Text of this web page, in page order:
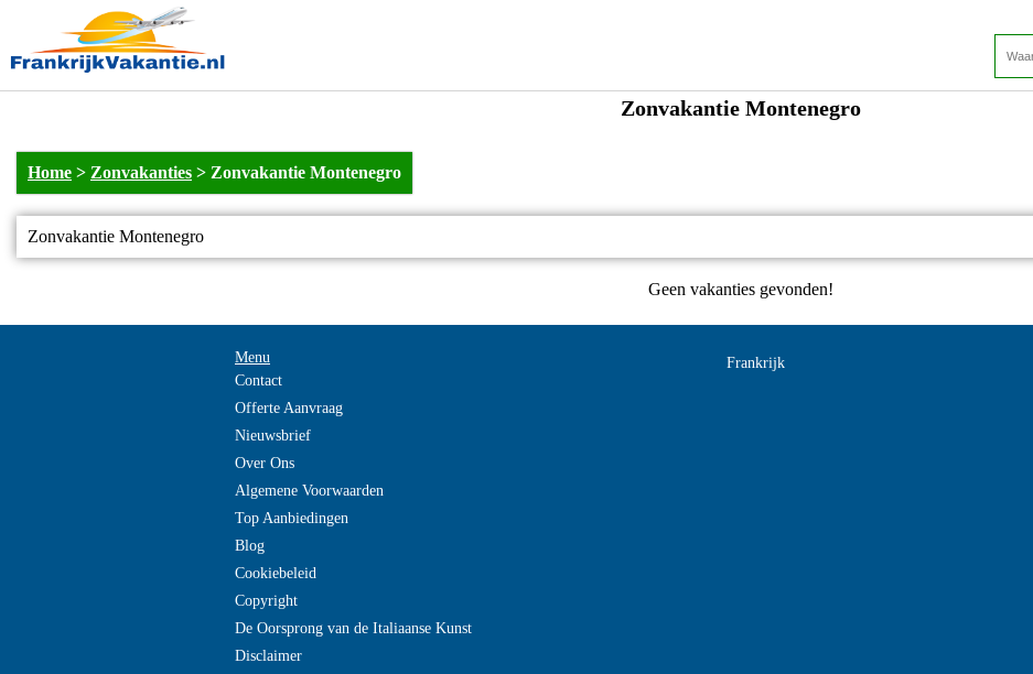
Zonvakantie Montenegro
Home > Zonvakanties > Zonvakantie Montenegro
Zonvakantie Montenegro
Geen vakanties gevonden!
Menu
Contact
Offerte Aanvraag
Nieuwsbrief
Over Ons
Algemene Voorwaarden
Top Aanbiedingen
Blog
Cookiebeleid
Copyright
De Oorsprong van de Italiaanse Kunst
Disclaimer
Frankrijk